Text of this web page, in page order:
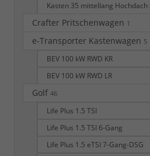
Kasten 35 mittellang Hochdach
Crafter Pritschenwagen 1
e-Transporter Kastenwagen 5
BEV 100 kW RWD KR
BEV 100 kW RWD LR
Golf 46
Life Plus 1.5 TSI
Life Plus 1.5 TSI 6-Gang
Life Plus 1.5 eTSI 7-Gang-DSG